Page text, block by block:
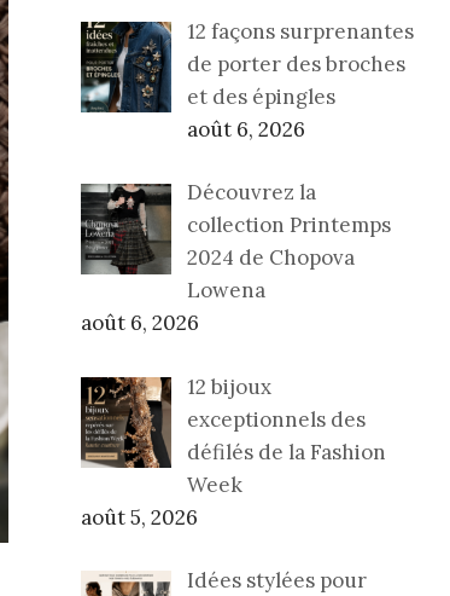
12 façons surprenantes
de porter des broches
et des épingles
août 6, 2026
Découvrez la
collection Printemps
2024 de Chopova
Lowena
août 6, 2026
12 bijoux
exceptionnels des
défilés de la Fashion
Week
août 5, 2026
Idées stylées pour